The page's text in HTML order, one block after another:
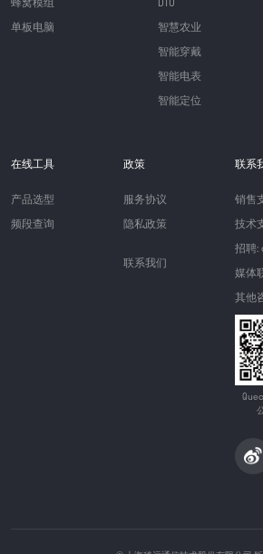
单板电脑
智慧农业
智能穿戴
智能电表
智能定位
在线工具
产品选型
频段查询
政策
服务协议
隐私政策
联系我们
联系
销售
技术
招聘
媒体
其他